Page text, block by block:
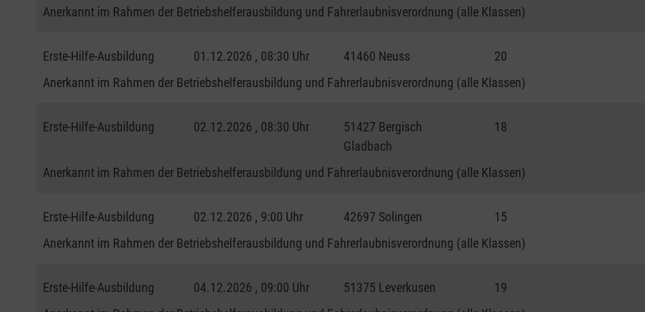
Anerkannt im Rahmen der Betriebshelferausbildung und Fahrerlaubnisverordnung (alle Klassen)
Erste-Hilfe-Ausbildung 01.12.2026 , 08:30 Uhr 41460 Neuss 20
Anerkannt im Rahmen der Betriebshelferausbildung und Fahrerlaubnisverordnung (alle Klassen)
Erste-Hilfe-Ausbildung 02.12.2026 , 08:30 Uhr
51427 Bergisch
Gladbach
18
Anerkannt im Rahmen der Betriebshelferausbildung und Fahrerlaubnisverordnung (alle Klassen)
Erste-Hilfe-Ausbildung 02.12.2026 , 9:00 Uhr 42697 Solingen 15
Anerkannt im Rahmen der Betriebshelferausbildung und Fahrerlaubnisverordnung (alle Klassen)
Erste-Hilfe-Ausbildung 04.12.2026 , 09:00 Uhr 51375 Leverkusen 19